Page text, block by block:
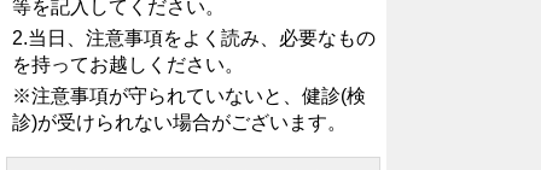
等を記入してください。
2.当日、注意事項をよく読み、必要なもの
を持ってお越しください。
※注意事項が守られていないと、健診(検
診)が受けられない場合がございます。